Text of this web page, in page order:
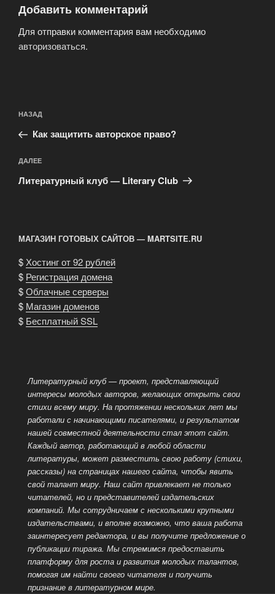
Добавить комментарий
Для отправки комментария вам необходимо
авторизоваться.
по
записям
Предыдущая
запись:
НАЗАД
Как защитить авторское право?
Следующая
запись
ДАЛЕЕ
Литературный клуб — Literary Club
МАГАЗИН ГОТОВЫХ САЙТОВ — MARTSITE.RU
$Хостинг от 92 рублей
$ Регистрация домена
$Облачные серверы
$ Магазин доменов
$ Бесплатный SSL
Литературный клуб — проект, представляющий
интересы молодых авторов, желающих открыть свои
стихи всему миру. На протяжении нескольких лет мы
работали с начинающими писателями, и результатом
нашей совместной деятельности стал этот сайт.
Каждый автор, работающий в любой области
литературы, может разместить свою работу (стихи,
рассказы) на страницах нашего сайта, чтобы явить
свой талант миру. Наш сайт привлекает не только
читателей, но и представителей издательских
компаний. Мы сотрудничаем с несколькими крупными
издательствами, и вполне возможно, что ваша работа
заинтересует редактора, и вы получите предложение о
публикации тиража. Мы стремимся предоставить
платформу для роста и развития молодых талантов,
помогая им найти своего читателя и получить
признание в литературном мире.